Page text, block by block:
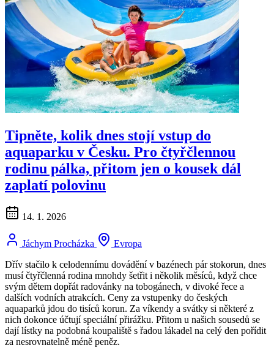
Tipněte, kolik dnes stojí vstup do
aquaparku v Česku. Pro čtyřčlennou
rodinu pálka, přitom jen o kousek dál
zaplatí polovinu
14. 1. 2026
Jáchym Procházka
Evropa
Dřív stačilo k celodennímu dovádění v bazénech pár stokorun, dnes
musí čtyřčlenná rodina mnohdy šetřit i několik měsíců, když chce
svým dětem dopřát radovánky na tobogánech, v divoké řece a
dalších vodních atrakcích. Ceny za vstupenky do českých
aquaparků jdou do tisíců korun. Za víkendy a svátky si některé z
nich dokonce účtují speciální přirážku. Přitom u našich sousedů se
dají lístky na podobná koupaliště s řadou lákadel na celý den pořídit
za nesrovnatelně méně peněz.